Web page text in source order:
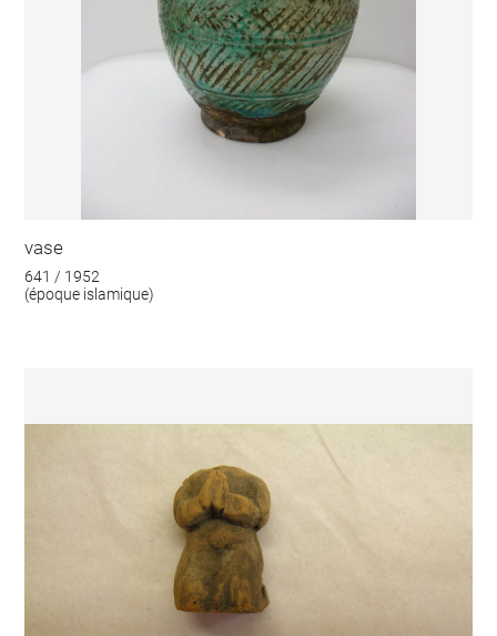
vase
641 / 1952
(époque islamique)